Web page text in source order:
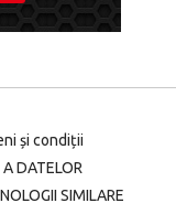
și condiții
DATELOR
SIMILARE